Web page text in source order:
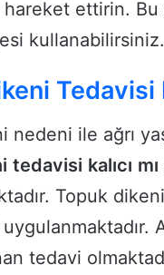
ettirin.
kullanabilirsiniz.
Tedavisi
nedeni ile ağrı
tedavisi kalıcı mı
Topuk
tedavi